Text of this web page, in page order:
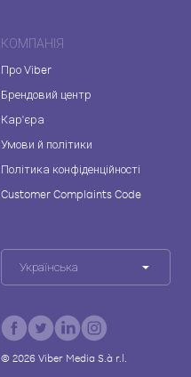
КОМПАНІЯ
Про Viber
Брендовий центр
Кар'єра
Умови й політики
Політика конфіденційності
Customer Complaints Code
Українська
© 2026Viber Media S.à r.l.